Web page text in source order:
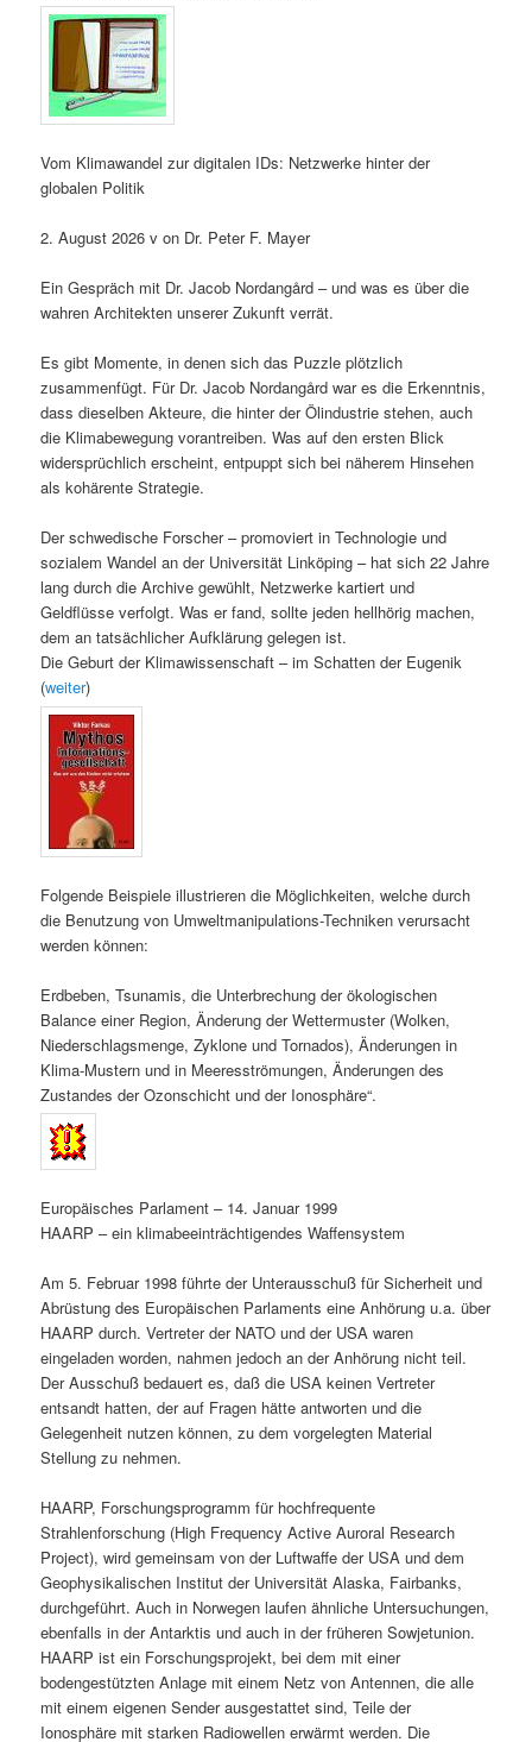
Vom Klimawandel zur digitalen IDs: Netzwerke hinter der
globalen Politik
2. August 2026 v on Dr. Peter F. Mayer
Ein Gespräch mit Dr. Jacob Nordangård – und was es über die
wahren Architekten unserer Zukunft verrät.
Es gibt Momente, in denen sich das Puzzle plötzlich
zusammenfügt. Für Dr. Jacob Nordangård war es die Erkenntnis,
dass dieselben Akteure, die hinter der Ölindustrie stehen, auch
die Klimabewegung vorantreiben. Was auf den ersten Blick
widersprüchlich erscheint, entpuppt sich bei näherem Hinsehen
als kohärente Strategie.
Der schwedische Forscher – promoviert in Technologie und
sozialem Wandel an der Universität Linköping – hat sich 22 Jahre
lang durch die Archive gewühlt, Netzwerke kartiert und
Geldflüsse verfolgt. Was er fand, sollte jeden hellhörig machen,
dem an tatsächlicher Aufklärung gelegen ist.
Die Geburt der Klimawissenschaft – im Schatten der Eugenik
(weiter)
Folgende Beispiele illustrieren die Möglichkeiten, welche durch
die Benutzung von Umweltmanipulations-Techniken verursacht
werden können:
Erdbeben, Tsunamis, die Unterbrechung der ökologischen
Balance einer Region, Änderung der Wettermuster (Wolken,
Niederschlagsmenge, Zyklone und Tornados), Änderungen in
Klima-Mustern und in Meeresströmungen, Änderungen des
Zustandes der Ozonschicht und der Ionosphäre“.
Europäisches Parlament – 14. Januar 1999
HAARP – ein klimabeeinträchtigendes Waffensystem
Am 5. Februar 1998 führte der Unterausschuß für Sicherheit und
Abrüstung des Europäischen Parlaments eine Anhörung u.a. über
HAARP durch. Vertreter der NATO und der USA waren
eingeladen worden, nahmen jedoch an der Anhörung nicht teil.
Der Ausschuß bedauert es, daß die USA keinen Vertreter
entsandt hatten, der auf Fragen hätte antworten und die
Gelegenheit nutzen können, zu dem vorgelegten Material
Stellung zu nehmen.
HAARP, Forschungsprogramm für hochfrequente
Strahlenforschung (High Frequency Active Auroral Research
Project), wird gemeinsam von der Luftwaffe der USA und dem
Geophysikalischen Institut der Universität Alaska, Fairbanks,
durchgeführt. Auch in Norwegen laufen ähnliche Untersuchungen,
ebenfalls in der Antarktis und auch in der früheren Sowjetunion.
HAARP ist ein Forschungsprojekt, bei dem mit einer
bodengestützten Anlage mit einem Netz von Antennen, die alle
mit einem eigenen Sender ausgestattet sind, Teile der
Ionosphäre mit starken Radiowellen erwärmt werden. Die